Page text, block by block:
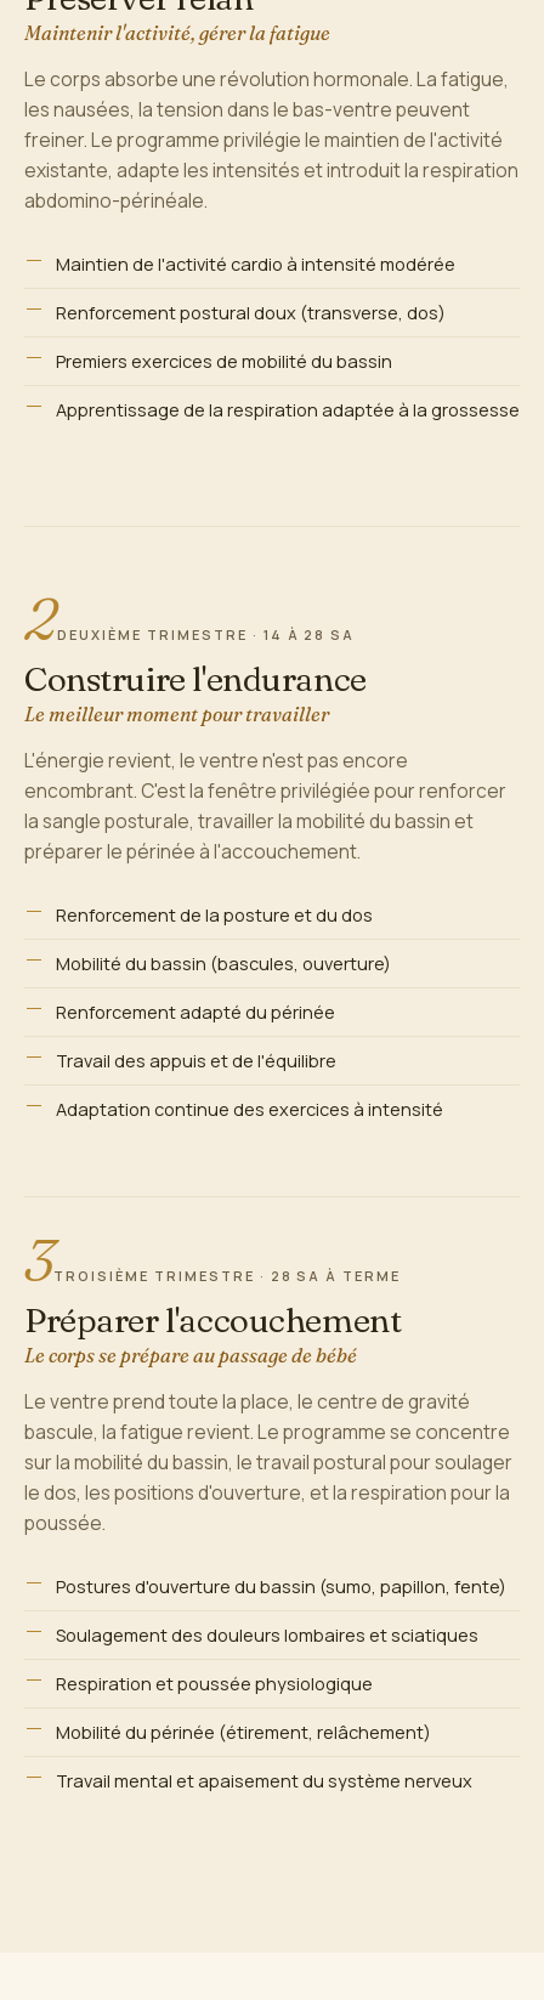
Maintenir l'activité, gérer la fatigue
Le corps absorbe une révolution hormonale. La fatigue,
les nausées, la tension dans le bas-ventre peuvent
freiner. Le programme privilégie le maintien de l'activité
existante, adapte les intensités et introduit la respiration
abdomino-périnéale.
Maintien de l'activité cardio à intensité modérée
Renforcement postural doux (transverse, dos)
Premiers exercices de mobilité du bassin
Apprentissage de la respiration adaptée à la grossesse
2DEUXIÈME TRIMESTRE · 14 À 28 SA
Construire l'endurance
Le meilleur moment pour travailler
L'énergie revient, le ventre n'est pas encore
encombrant. C'est la fenêtre privilégiée pour renforcer
la sangle posturale, travailler la mobilité du bassin et
préparer le périnée à l'accouchement.
Renforcement de la posture et du dos
Mobilité du bassin (bascules, ouverture)
Renforcement adapté du périnée
Travail des appuis et de l'équilibre
Adaptation continue des exercices à intensité
3TROISIÈME TRIMESTRE · 28 SA À TERME
Préparer l'accouchement
Le corps se prépare au passage de bébé
Le ventre prend toute la place, le centre de gravité
bascule, la fatigue revient. Le programme se concentre
sur la mobilité du bassin, le travail postural pour soulager
le dos, les positions d'ouverture, et la respiration pour la
poussée.
Postures d'ouverture du bassin (sumo, papillon, fente)
Soulagement des douleurs lombaires et sciatiques
Respiration et poussée physiologique
Mobilité du périnée (étirement, relâchement)
Travail mental et apaisement du système nerveux